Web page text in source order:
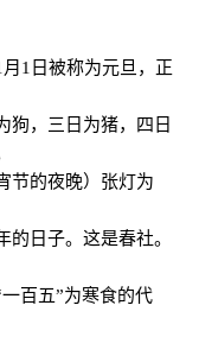
1日被称为元旦，正
狗，三日为猪，四日
节的夜晚）张灯为
日子。这是春社。
百五”为寒食的代